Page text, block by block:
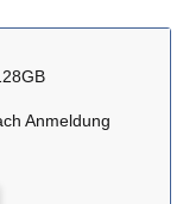
Anmeldung